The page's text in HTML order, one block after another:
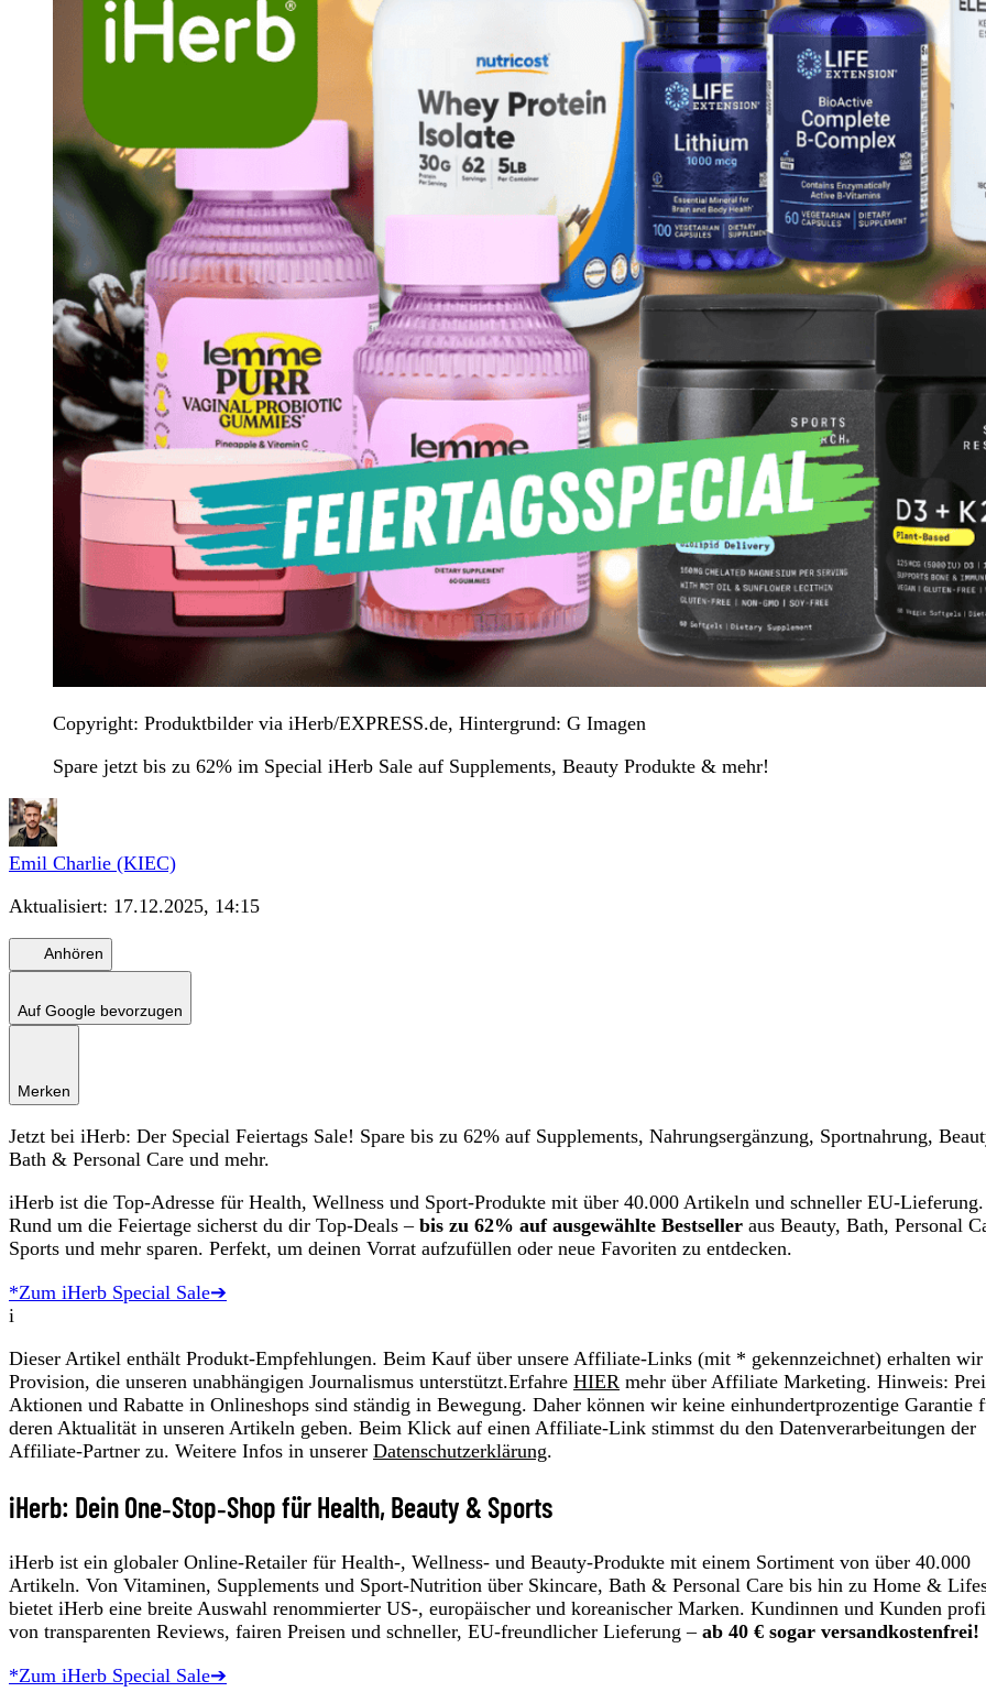
Copyright: Produktbilder via iHerb/EXPRESS.de, Hintergrund: G Imagen
Spare jetzt bis zu 62% im Special iHerb Sale auf Supplements, Beauty Produkte & mehr!
Emil Charlie (KIEC)
Aktualisiert: 17.12.2025, 14:15
Anhören
Auf Google bevorzugen
Merken
Jetzt bei iHerb: Der Special Feiertags Sale! Spare bis zu 62% auf Supplements, Nahrungsergänzung, Sportnahrung,
Bath & Personal Care und mehr.
iHerb ist die Top‑Adresse für Health, Wellness und Sport-Produkte mit über 40.000 Artikeln und schneller EU‑Lieferung.
Rund um die Feiertage sicherst du dir Top‑Deals – bis zu 62% auf ausgewählte Bestseller aus Beauty, Bath, Personal
Sports und mehr sparen. Perfekt, um deinen Vorrat aufzufüllen oder neue Favoriten zu entdecken.
*Zum iHerb Special Sale➔
i
Dieser Artikel enthält Produkt-Empfehlungen. Beim Kauf über unsere Affiliate-Links (mit * gekennzeichnet) erhalten wir
Provision, die unseren unabhängigen Journalismus unterstützt.Erfahre HIER mehr über Affiliate Marketing. Hinweis:
Aktionen und Rabatte in Onlineshops sind ständig in Bewegung. Daher können wir keine einhundertprozentige Garantie
deren Aktualität in unseren Artikeln geben. Beim Klick auf einen Affiliate-Link stimmst du den Datenverarbeitungen der
Affiliate-Partner zu. Weitere Infos in unserer Datenschutzerklärung.
iHerb: Dein One‑Stop‑Shop für Health, Beauty & Sports
iHerb ist ein globaler Online‑Retailer für Health‑, Wellness‑ und Beauty‑Produkte mit einem Sortiment von über 40.000
Artikeln. Von Vitaminen, Supplements und Sport‑Nutrition über Skincare, Bath & Personal Care bis hin zu Home &
bietet iHerb eine breite Auswahl renommierter US‑, europäischer und koreanischer Marken. Kundinnen und Kunden
von transparenten Reviews, fairen Preisen und schneller, EU‑freundlicher Lieferung – ab 40 € sogar versandkostenfrei!
*Zum iHerb Special Sale➔